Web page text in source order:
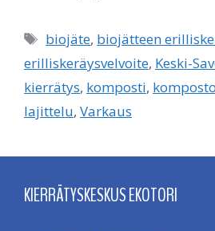
Avainsanat
biojäte, biojätteen
erilliskeräysvelvoite, Keski-
kierrätys, komposti,
lajittelu, Varkaus
KIERRÄTYSKESKUS EKOTORI